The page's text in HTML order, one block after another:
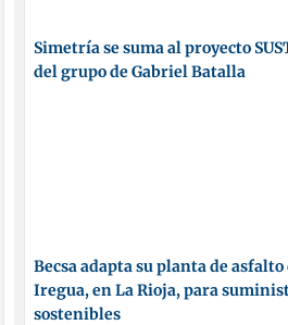
Simetría se suma al proyecto
del grupo de Gabriel Batalla
Becsa adapta su planta de asfalto
Iregua, en La Rioja, para
sostenibles